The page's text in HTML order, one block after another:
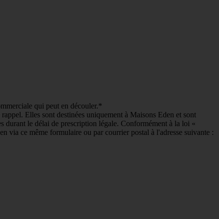
qui peut en découler.*
Elles sont destinées uniquement à Maisons Eden et sont
durant le délai de prescription légale. Conformément à la loi «
via ce même formulaire ou par courrier postal à l'adresse suivante :